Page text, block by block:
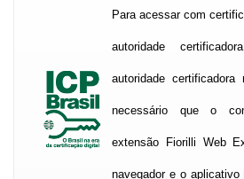
Para acessar com
autoridade
autoridade
necessário que o
extensão Fiorilli Web
navegador e o